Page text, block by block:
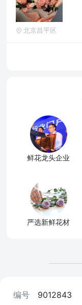
北京昌平区
鲜花龙头企业
严选新鲜花材
编号
9012843